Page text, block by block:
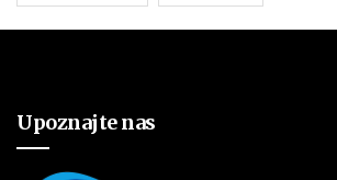
Upoznajte nas